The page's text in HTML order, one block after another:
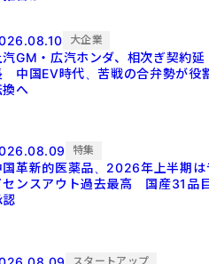
大企業
汽GM・広汽ホンダ、相次ぎ契約延
中国EV時代、苦戦の合弁勢が役
換へ
特集
国革新的医薬品、2026年上半期は
センスアウト過去最高 国産31品
認
スタートアップ